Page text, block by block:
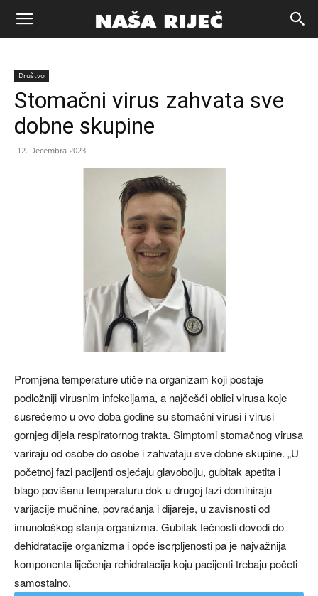
Naša
riječ
Društvo
Stomačni virus zahvata sve
dobne skupine
12. Decembra 2023.
Promjena temperature utiče na organizam koji postaje
podložniji virusnim infekcijama, a najčešći oblici virusa koje
susrećemo u ovo doba godine su stomačni virusi i virusi
gornjeg dijela respiratornog trakta. Simptomi stomačnog virusa
variraju od osobe do osobe i zahvataju sve dobne skupine. „U
početnoj fazi pacijenti osjećaju glavobolju, gubitak apetita i
blago povišenu temperaturu dok u drugoj fazi dominiraju
varijacije mučnine, povraćanja i dijareje, u zavisnosti od
imunološkog stanja organizma. Gubitak tečnosti dovodi do
dehidratacije organizma i opće iscrpljenosti pa je najvažnija
komponenta liječenja rehidratacija koju pacijenti trebaju početi
samostalno.